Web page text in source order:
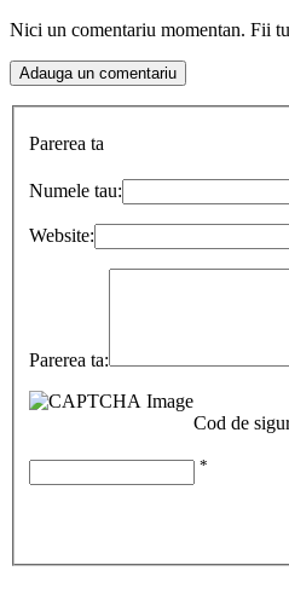
Nici un comentariu momentan. Fii
Parerea ta
Numele tau:
Website:
Parerea ta:
Cod de
*